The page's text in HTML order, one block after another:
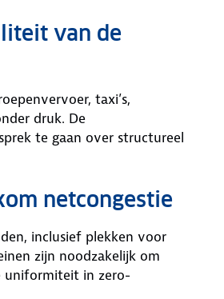
van de
taxi’s,
druk. De
te gaan over structureel
netcongestie
inclusief plekken voor
zijn noodzakelijk om
uniformiteit in zero-